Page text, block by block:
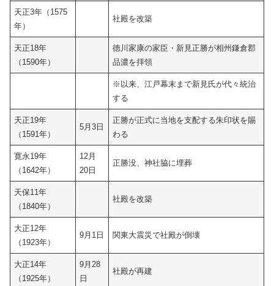
天正3年（1575
年）
社殿を改築
天正18年
（1590年）
徳川家康の家臣・新見正勝が相州鎌倉郡
品濃を拝領
※以来、江戸幕末まで新見氏が代々統治
する
天正19年
（1591年）
5月3日
正勝が正式に当地を支配する朱印状を賜
わる
寛永19年
（1642年）
12月
20日
正勝没、神社脇に埋葬
天保11年
（1840年）
社殿を改築
大正12年
（1923年）
9月1日 関東大震災で社殿が倒壊
大正14年
（1925年）
9月28
日
社殿が再建